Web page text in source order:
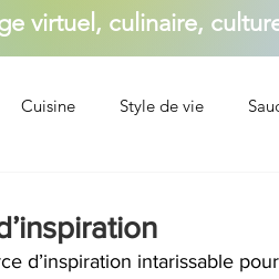
virtuel, culinaire,
Cuisine Style de vie
d’inspiration intarissable